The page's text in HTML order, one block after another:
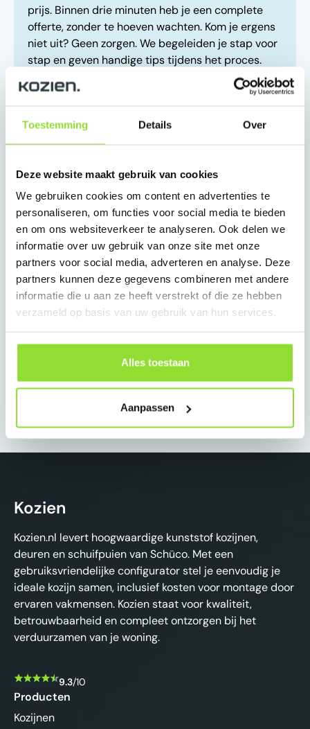
Toestemming Details Over
Deze website maakt gebruik van cookies
We gebruiken cookies om content en advertenties te
personaliseren, om functies voor social media te bieden
en om ons websiteverkeer te analyseren. Ook delen we
informatie over uw gebruik van onze site met onze
partners voor social media, adverteren en analyse. Deze
partners kunnen deze gegevens combineren met andere
informatie die u aan ze heeft verstrekt of die ze hebben
verzameld op basis van uw gebruik van hun services.
Alles toestaan
Aanpassen
prijs. Binnen drie minuten heb je een complete
offerte, zonder te hoeven wachten. Kom je ergens
niet uit? Geen zorgen. We begeleiden je stap voor
stap en geven handige tips tijdens het proces.
Heb je toch hulp nodig? Dan maken wij een offerte
voor je, geheel vrijblijvend.
Geen zorgen over maatvoering
Complete offerte
Kozien
Kozien.nl levert hoogwaardige kunststof kozijnen,
deuren en schuifpuien van Schüco. Met een
gebruiksvriendelijke configurator stel je eenvoudig je
ideale kozijn samen, inclusief kosten voor montage door
ervaren vakmensen. Kozien staat voor kwaliteit,
betrouwbaarheid en compleet ontzorgen bij het
verduurzamen van je woning.
9.3/10
Producten
Kozijnen